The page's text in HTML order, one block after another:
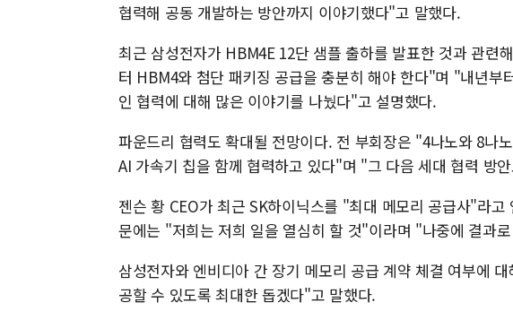
협력해 공동 개발하는 방안까지 이야기했다"고 말했다.
최근 삼성전자가 HBM4E 12단 샘플 출하를 발표한 것과 관련
터 HBM4와 첨단 패키징 공급을 충분히 해야 한다"며 "내년부
인 협력에 대해 많은 이야기를 나눴다"고 설명했다.
파운드리 협력도 확대될 전망이다. 전 부회장은 "4나노와 8나
AI 가속기 칩을 함께 협력하고 있다"며 "그 다음 세대 협력 방
젠슨 황 CEO가 최근 SK하이닉스를 "최대 메모리 공급사"라
문에는 "저희는 저희 일을 열심히 할 것"이라며 "나중에 결과
삼성전자와 엔비디아 간 장기 메모리 공급 계약 체결 여부에
공할 수 있도록 최대한 돕겠다"고 말했다.